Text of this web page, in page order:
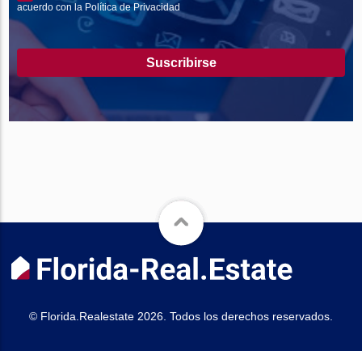
acuerdo con la Política de Privacidad
Suscribirse
© Florida.Realestate 2026. Todos los derechos reservados.